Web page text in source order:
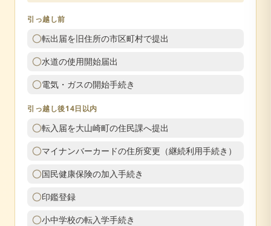
引っ越し前
転出届を旧住所の市区町村で提出
水道の使用開始届出
電気・ガスの開始手続き
引っ越し後14日以内
転入届を大山崎町の住民課へ提出
マイナンバーカードの住所変更（継続利用手続き）
国民健康保険の加入手続き
印鑑登録
小中学校の転入学手続き